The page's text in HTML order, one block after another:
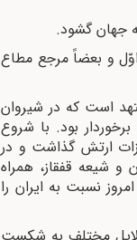
و بعضاً مرجع مطاع
است که در شیروان
بود. با شروع
ارتش گذاشت و در
و شیعه قفقاز، همراه
نسبت به ایران را